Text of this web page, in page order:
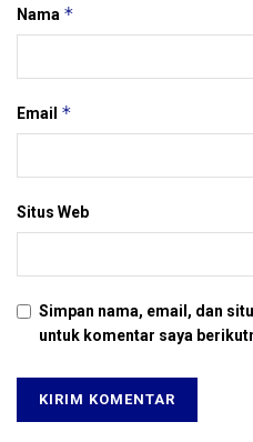
Nama *
Email *
Situs Web
Simpan nama, email, dan
untuk komentar saya